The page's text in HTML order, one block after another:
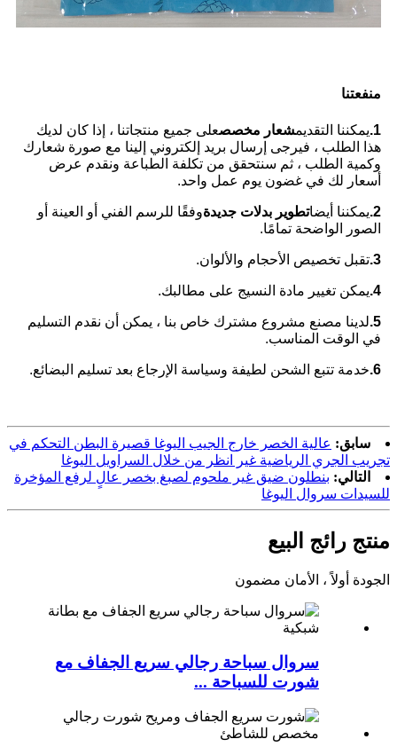
منفعتنا
1. يمكننا التقديمشعار مخصصعلى جميع منتجاتنا ، إذا كان لديك
هذا الطلب ، فيرجى إرسال بريد إلكتروني إلينا مع صورة شعارك
وكمية الطلب ، ثم سنتحقق من تكلفة الطباعة ونقدم عرض
أسعار لك في غضون يوم عمل واحد.
2. يمكننا أيضاتطوير بدلات جديدةوفقًا للرسم الفني أو العينة أو
الصور الواضحة تمامًا.
3. تقبل تخصيص الأحجام والألوان.
4. يمكن تغيير مادة النسيج على مطالبك.
5. لدينا مصنع مشروع مشترك خاص بنا ، يمكن أن نقدم التسليم
في الوقت المناسب.
6. خدمة تتبع الشحن لطيفة وسياسة الإرجاع بعد تسليم البضائع.
سابق: عالية الخصر خارج الجيب اليوغا قصيرة البطن التحكم في
تجريب الجري الرياضية غير انظر من خلال السراويل اليوغا
التالي: بنطلون ضيق غير ملحوم لصبغ بخصر عالٍ لرفع المؤخرة
للسيدات سروال اليوغا
منتج رائج البيع
الجودة أولاً ، الأمان مضمون
سروال سباحة رجالي سريع الجفاف مع
شورت للسباحة ...